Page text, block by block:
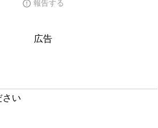
報告する
広告
さい